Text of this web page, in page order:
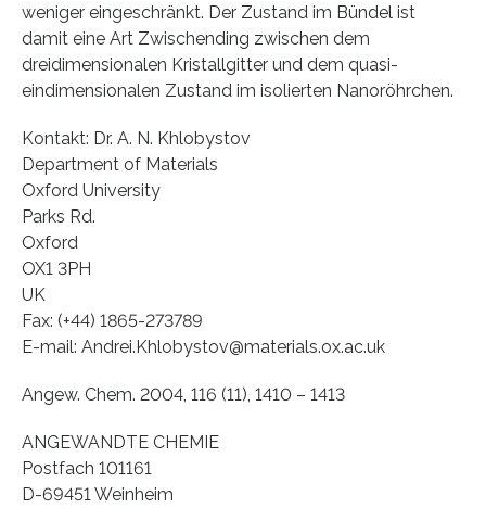
weniger eingeschränkt. Der Zustand im Bündel ist
damit eine Art Zwischending zwischen dem
dreidimensionalen Kristallgitter und dem quasi-
eindimensionalen Zustand im isolierten Nanoröhrchen.
Kontakt: Dr. A. N. Khlobystov
Department of Materials
Oxford University
Parks Rd.
Oxford
OX1 3PH
UK
Fax: (+44) 1865-273789
E-mail: Andrei.Khlobystov@materials.ox.ac.uk
Angew. Chem. 2004, 116 (11), 1410 – 1413
ANGEWANDTE CHEMIE
Postfach 101161
D-69451 Weinheim